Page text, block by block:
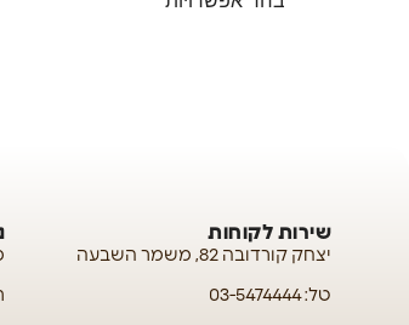
שירות לקוחות
יצחק קורדובה 82, משמר השבעה
טל: 03-5474444